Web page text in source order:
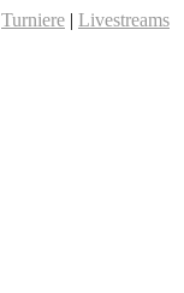
Turniere | Livestreams